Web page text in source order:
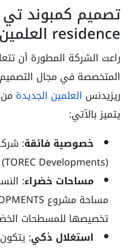
residence العلمين
راعت الشركة المطورة أن
المتخصصة في مجال
ريزيدنس العلمين الجديدة
يتميز بالآتي:
خصوصية فائقة:
(TOREC Developments) تقدم 14 مبني.
مساحات خضراء:
تخصيصها للمسطحات
استغلال ذكي: